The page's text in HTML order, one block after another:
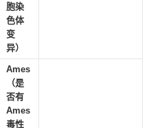
胞染
色体
变
异）
Ames
（是
否有
Ames
毒性